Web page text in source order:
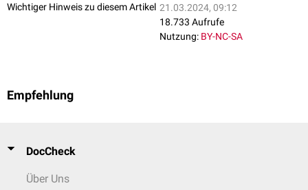
Wichtiger Hinweis zu diesem Artikel 21.03.2024, 09:12
18.733 Aufrufe
Nutzung: BY-NC-SA
Empfehlung
DocCheck
Über Uns